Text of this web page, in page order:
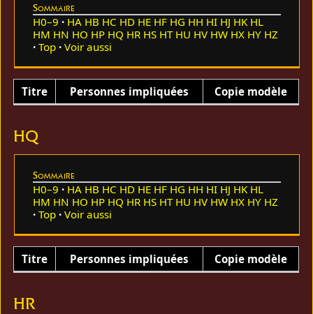
Sommaire
H0–9 HA HB HC HD HE HF HG HH HI HJ HK HL
HM HN HO HP HQ HR HS HT HU HV HW HX HY HZ
Top
Voir aussi
Titre Personnes impliquées Copie modèle
HQ
Sommaire
H0–9 HA HB HC HD HE HF HG HH HI HJ HK HL
HM HN HO HP HQ HR HS HT HU HV HW HX HY HZ
Top
Voir aussi
Titre Personnes impliquées Copie modèle
HR